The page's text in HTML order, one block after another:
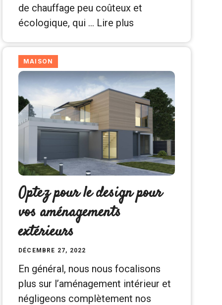
de chauffage peu coûteux et
écologique, qui … Lire plus
MAISON
Optez pour le design pour
vos aménagements
extérieurs
DÉCEMBRE 27, 2022
En général, nous nous focalisons
plus sur l’aménagement intérieur et
négligeons complètement nos